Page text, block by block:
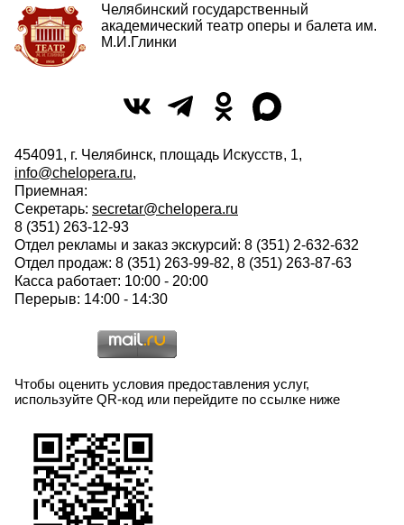
Челябинский государственный
академический театр оперы и балета им.
М.И.Глинки
454091, г. Челябинск, площадь Искусств, 1,
info@chelopera.ru,
Приемная:
Секретарь: secretar@chelopera.ru
8 (351) 263-12-93
Отдел рекламы и заказ экскурсий: 8 (351) 2-632-632
Отдел продаж: 8 (351) 263-99-82, 8 (351) 263-87-63
Касса работает: 10:00 - 20:00
Перерыв: 14:00 - 14:30
Чтобы оценить условия предоставления услуг,
используйте QR-код или перейдите по ссылке ниже